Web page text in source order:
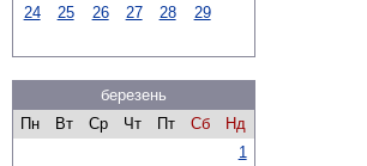
24
25 26 27 28 29
березень
Пн
Вт Ср Чт Пт Сб
Нд
1